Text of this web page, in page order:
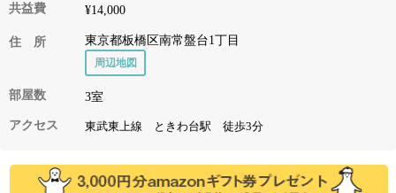
共益費 ¥14,000
住 所 東京都板橋区南常盤台1丁目
周辺地図
部屋数 3室
アクセス 東武東上線 ときわ台駅 徒歩3分